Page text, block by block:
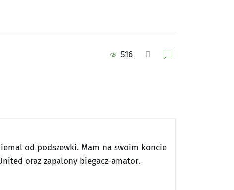
516
od podszewki. Mam na swoim koncie
oraz zapalony biegacz-amator.